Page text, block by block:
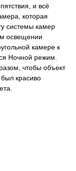
и всё
которая
системы камер
освещении
камере к
Ночной режим.
чтобы объект
красиво